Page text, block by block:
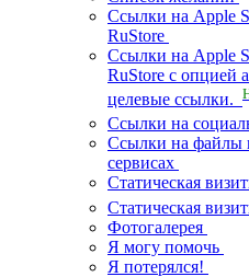
Ссылки на Apple
RuStore
Ссылки на Apple
RuStore с опцией
целевые ссылки.
Ссылки на
Ссылки на файлы
сервисах
Статическая
Статическая
Фотогалерея
Я могу помочь
Я потерялся!